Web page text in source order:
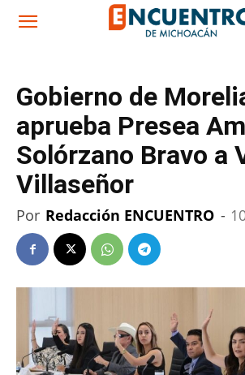
Gobierno de
aprueba Presea
Solórzano Bravo a
Villaseñor
Por Redacción ENCUENTRO -